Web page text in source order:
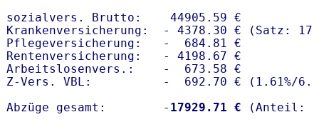
sozialvers. Brutto:    44905.59 €
Krankenversicherung:  - 4378.30 € (Satz:
Pflegeversicherung:   -  684.81 €
Rentenversicherung:   - 4198.67 €
Arbeitslosenvers.:    -  673.58 €
Z-Vers. VBL:          -  692.70 € ( 1.61%/
Abzüge gesamt:        - 17929.71 €